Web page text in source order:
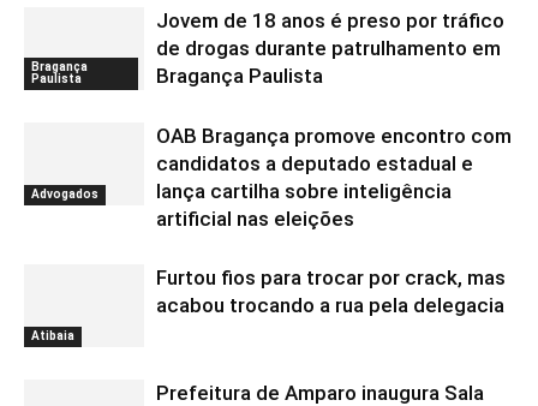
Bragança
Paulista
Jovem de 18 anos é preso por tráfico
de drogas durante patrulhamento em
Bragança Paulista
Advogados
OAB Bragança promove encontro com
candidatos a deputado estadual e
lança cartilha sobre inteligência
artificial nas eleições
Atibaia
Furtou fios para trocar por crack, mas
acabou trocando a rua pela delegacia
Prefeitura de Amparo inaugura Sala